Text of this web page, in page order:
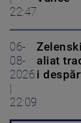
22:47
06-
08-
2026
22:09
aliat
i